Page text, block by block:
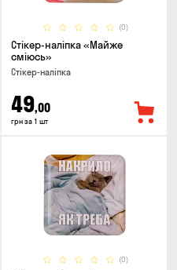
(0)
Стікер-наліпка «Майже
сміюсь»
Стікер-наліпка
49,00
грн за 1 шт
(0)